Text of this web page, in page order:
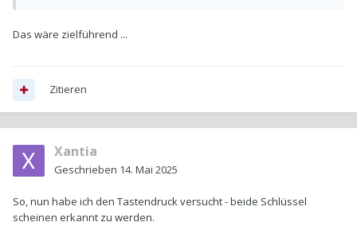
Das wäre zielführend ...
Zitieren
Xantia
Geschrieben 14. Mai 2025
So, nun habe ich den Tastendruck versucht - beide Schlüssel
scheinen erkannt zu werden.